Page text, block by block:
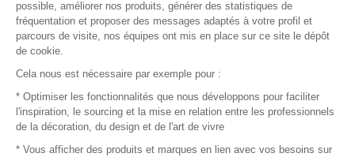
© 2016 –Organisation SAFI
Recrutement
possible, améliorer nos produits, générer des statistiques de
fréquentation et proposer des messages adaptés à votre profil et
parcours de visite, nos équipes ont mis en place sur ce site le dépôt
de cookie.
Cela nous est nécessaire par exemple pour :
* Optimiser les fonctionnalités que nous développons pour faciliter
l'inspiration, le sourcing et la mise en relation entre les professionnels
de la décoration, du design et de l'art de vivre
* Vous afficher des produits et marques en lien avec vos besoins sur